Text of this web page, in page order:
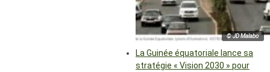
© JD Malabo
La Guinée équatoriale lance sa
stratégie « Vision 2030 » pour